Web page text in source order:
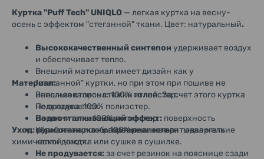
Куртка "Puff Tech" UNIQLO — легкая куртка на весну-
осень с эффектом "стеганной" ткани. Цвет: натуральный.
Высококачественный синтепон удерживает воздух
и обеспечивает тепло.
Внешний материал имеет дизайн как у
"стеганной" куртки, но при этом при пошиве не
использовались стежки иглой. За счет этого куртка
не продувается.
Водоотталкивающий эффект: поверхность
обработана, чтобы материал не впитывал мелкие
капли дождя.
Не продувается:за счет резинок на пояснице сзади
Материал:
Внешняя сторона: 100% полиэстер.
Подкладка: 100% полиэстер.
Наполнитель: 100% полиэстер.
Карманная ткань: 100% полиэстер.
Уход:ручная стирка - разрешена, нельзя подвергать
химической чистке или сушке в сушилке.